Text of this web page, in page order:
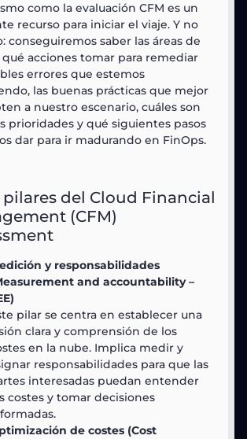
como la evaluación CFM es un
recurso para iniciar el viaje. Y no
conseguiremos saber las áreas de
qué acciones tomar para remediar
errores que estemos
las buenas prácticas que mejor
a nuestro escenario, cuáles son
prioridades y qué siguientes pasos
dar para ir madurando en FinOps.
pilares del Cloud Financial
(CFM)
y responsabilidades
and accountability –
pilar se centra en establecer una
clara y comprensión de los
en la nube. Implica medir y
responsabilidades para que las
interesadas puedan entender
costes y tomar decisiones
de costes (Cost